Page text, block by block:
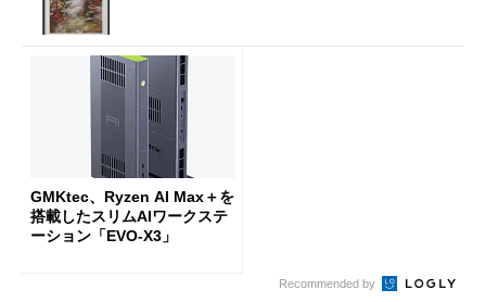
GMKtec、Ryzen AI Max＋を
搭載したスリムAIワークステ
ーション「EVO-X3」
Recommended by